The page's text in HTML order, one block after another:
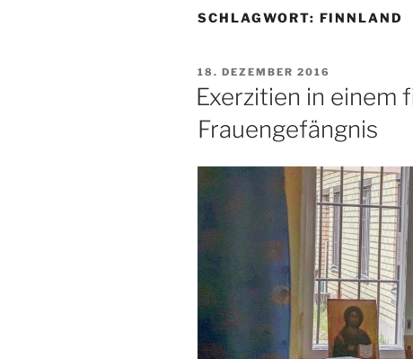
SCHLAGWORT: FINNLAND
VERÖFFENTLICHT
AM
18. DEZEMBER 2016
Exerzitien in einem
Frauengefängnis